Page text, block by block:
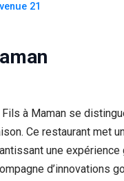
21
à Maman se
Ce restaurant met
une
d’innovations